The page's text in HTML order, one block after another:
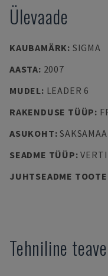
Ülevaade
KAUBAMÄRK: SIGMA
AASTA: 2007
MUDEL: LEADER 6
RAKENDUSE TÜÜP:
ASUKOHT:SAKSAMAA
SEADME TÜÜP:
JUHTSEADME
Tehniline teave